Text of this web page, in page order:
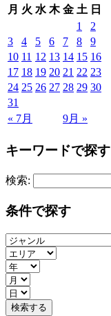
月 火 水 木 金 土 日
« 7月 9月 »
1
2
3
4 5 6 7 8
9
10 11 12 13 14 15 16
17 18 19 20 21 22 23
24 25 26 27 28 29 30
31
キーワードで探す
検索:
条件で探す